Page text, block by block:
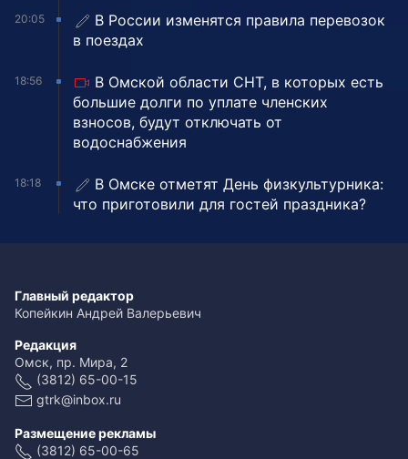
20:05
В России изменятся правила перевозок
в поездах
18:56
В Омской области СНТ, в которых есть
большие долги по уплате членских
взносов, будут отключать от
водоснабжения
18:18
В Омске отметят День физкультурника:
что приготовили для гостей праздника?
Главный редактор
Копейкин Андрей Валерьевич
Редакция
Омск, пр. Мира, 2
(3812) 65-00-15
gtrk@inbox.ru
Размещение рекламы
(3812) 65-00-65